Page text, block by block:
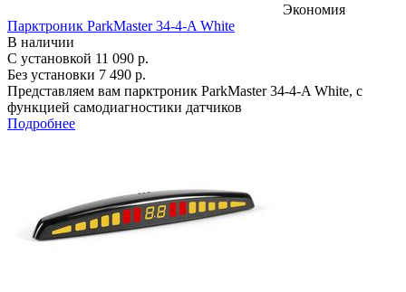
Экономия
Парктроник ParkMaster 34-4-A White
В наличии
С установкой 11 090 р.
Без установки 7 490 р.
Представляем вам парктроник ParkMaster 34-4-A White, с
функцией самодиагностики датчиков
Подробнее